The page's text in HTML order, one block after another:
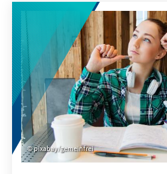
pixabay/gemeinfrei